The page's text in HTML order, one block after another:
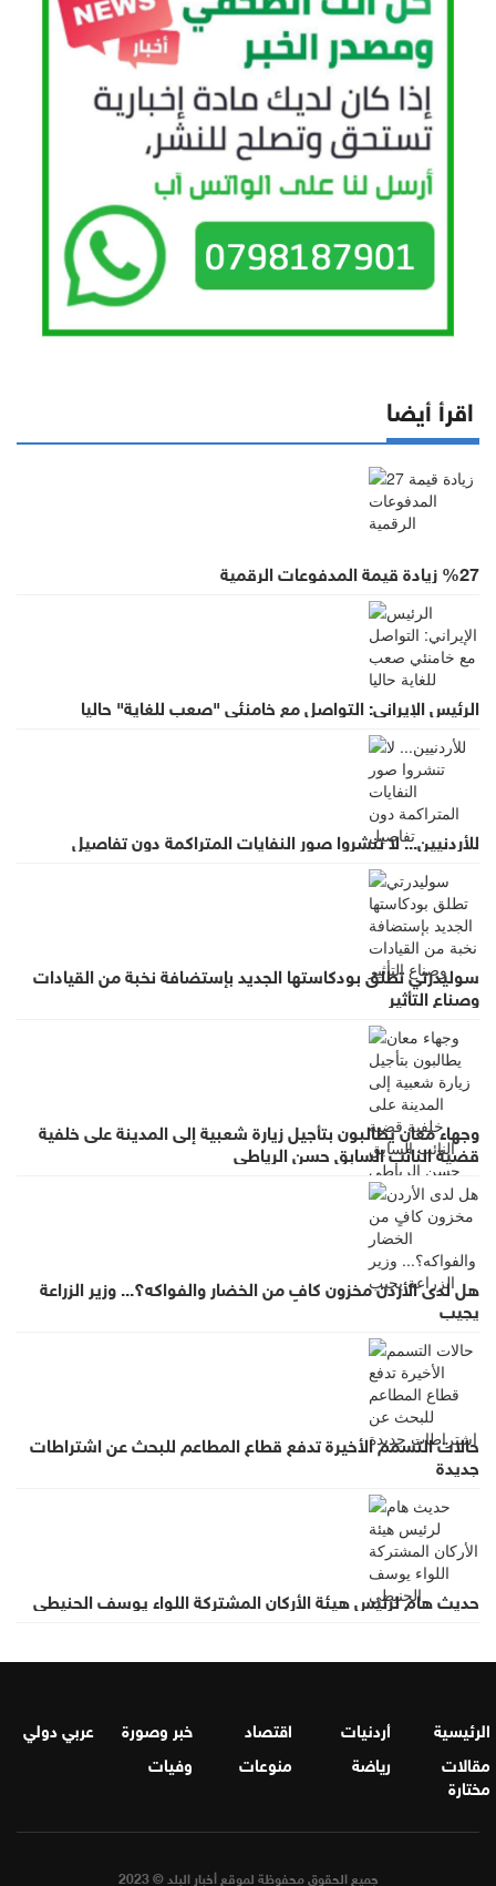
اقرأ أيضا
%27 زيادة قيمة المدفوعات الرقمية
الرئيس الإيراني: التواصل مع خامنئي "صعب للغاية" حاليا
للأردنيين... لا تنشروا صور النفايات المتراكمة دون تفاصيل
سوليدرتي تطلق بودكاستها الجديد بإستضافة نخبة من القيادات
وصناع التأثير
وجهاء معان يطالبون بتأجيل زيارة شعبية إلى المدينة على خلفية
قضية النائب السابق حسن الرياطي
هل لدى الأردن مخزون كافٍ من الخضار والفواكه؟... وزير الزراعة
يجيب
حالات التسمم الأخيرة تدفع قطاع المطاعم للبحث عن اشتراطات
جديدة
حديث هام لرئيس هيئة الأركان المشتركة اللواء يوسف الحنيطي
الرئيسية أردنيات اقتصاد خبر وصورة
عربي دولي
مقالات
مختارة
رياضة منوعات وفيات
جميع الحقوق محفوظة لموقع أخبار البلد © 2023